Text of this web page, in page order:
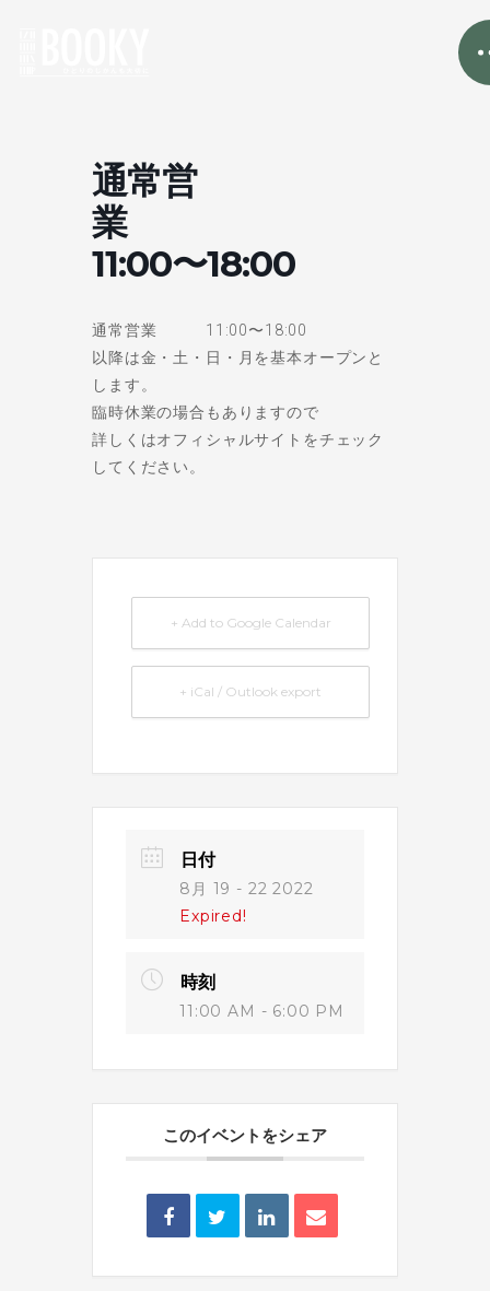
CAFE
通常営
業
11:00〜18:00
通常営業 11:00〜18:00
以降は金・土・日・月を基本オープンと
します。
臨時休業の場合もありますので
詳しくはオフィシャルサイトをチェック
してください。
+ Add to Google Calendar
+ iCal / Outlook export
日付
8月 19 - 22 2022
Expired!
時刻
11:00 AM - 6:00 PM
このイベントをシェア